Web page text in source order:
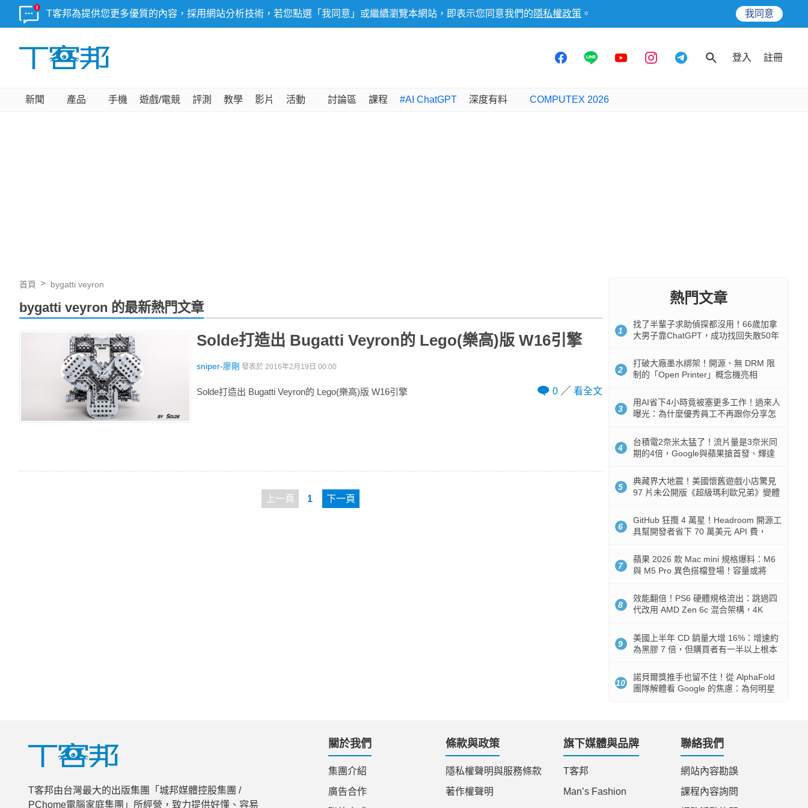
T客邦為提供您更多優質的內容，採用網站分析技術，若您點選「我同意」或繼續瀏覽本網站，即表示您同意我們的 隱私權政策 。 我同意
登入 註冊
新聞 產品 手機 遊戲/電競 評測 教學 影片 活動 討論區 課程 #AI ChatGPT 深度有料 COMPUTEX 2026
首頁 bygatti veyron
bygatti veyron 的最新熱門文章
Solde打造出 Bugatti Veyron的 Lego(樂高)版 W16引擎
sniper-廖剛 發表於 2016年2月19日 00:00
Solde打造出 Bugatti Veyron的 Lego(樂高)版 W16引擎 0 看全文
上一頁 1 下一頁
熱門文章
1
找了半輩子求助偵探都沒用！66歲加拿
大男子靠ChatGPT，成功找回失散50年
2
打破大廠墨水綁架！開源、無 DRM 限
制的「Open Printer」概念機亮相
3
用AI省下4小時竟被塞更多工作！過來人
曝光：為什麼優秀員工不再跟你分享怎
4
台積電2奈米太猛了！流片量是3奈米同
期的4倍，Google與蘋果搶首發、輝達
5
典藏界大地震！美國懷舊遊戲小店驚見
97 片未公開版《超級瑪利歐兄弟》變體
6
GitHub 狂攬 4 萬星！Headroom 開源工
具幫開發者省下 70 萬美元 API 費，
7
蘋果 2026 款 Mac mini 規格爆料：M6
與 M5 Pro 異色搭檔登場！容量或將
8
效能翻倍！PS6 硬體規格流出：跳過四
代改用 AMD Zen 6c 混合架構，4K
9
美國上半年 CD 銷量大增 16%：增速約
為黑膠 7 倍，但購買者有一半以上根本
10
諾貝爾獎推手也留不住！從 AlphaFold
團隊解體看 Google 的焦慮：為何明星
T客邦由台灣最大的出版集團「城邦媒體控股集團 /
PChome電腦家庭集團」所經營，致力提供好懂、容易
關於我們
集團介紹
廣告合作
條款與政策
隱私權聲明與服務條款
著作權聲明
旗下媒體與品牌
T客邦
Man’s Fashion
聯絡我們
網站內容勘誤
課程內容詢問